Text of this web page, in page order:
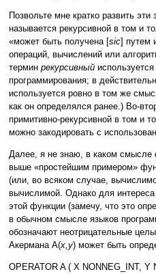
Позвольте мне кратко развить
называется рекурсивной в том и
«может быть получена [sic] путем
операций, вычислений или
термин рекурсивный
программирования; в
используется ровно в том же
как он определялся ранее.) Во-
примитивно-рекурсивной в том и
можно закодировать с
Далее, я не знаю, в каком смысле
выше «простейшим примером»
(или, во всяком случае,
вычислимой. Однако для
этой функции (замечу, что это
в обычном смысле языков
обозначают неотрицательные
Акермана A(x,y) может быть
OPERATOR A ( X NONNEG_INT, Y